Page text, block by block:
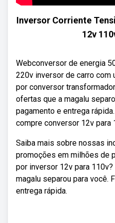
Inversor Corriente
12v
Webconversor de energia
220v inversor de carro com
por conversor
ofertas que a magalu
pagamento e entrega
compre conversor 12v para
Saiba mais sobre nossas
promoções em milhões de
por inversor 12v para
magalu separou para você.
entrega rápida.